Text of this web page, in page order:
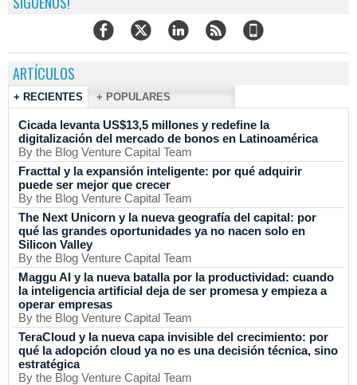
ARTÍCULOS
+ RECIENTES + POPULARES
Cicada levanta US$13,5 millones y redefine la
digitalización del mercado de bonos en Latinoamérica
By the Blog Venture Capital Team
Fracttal y la expansión inteligente: por qué adquirir
puede ser mejor que crecer
By the Blog Venture Capital Team
The Next Unicorn y la nueva geografía del capital: por
qué las grandes oportunidades ya no nacen solo en
Silicon Valley
By the Blog Venture Capital Team
Maggu AI y la nueva batalla por la productividad: cuando
la inteligencia artificial deja de ser promesa y empieza a
operar empresas
By the Blog Venture Capital Team
TeraCloud y la nueva capa invisible del crecimiento: por
qué la adopción cloud ya no es una decisión técnica, sino
estratégica
By the Blog Venture Capital Team